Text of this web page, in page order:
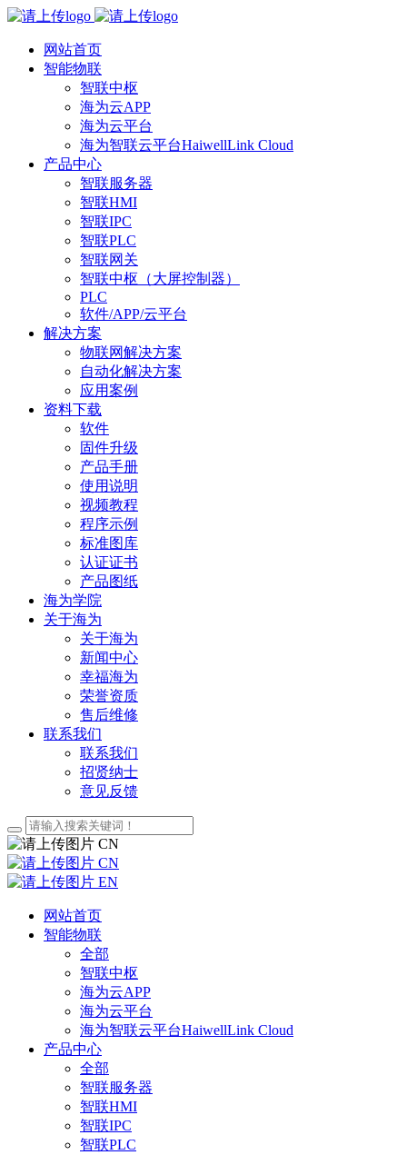
网站首页
智能物联
智联中枢
海为云APP
海为云平台
海为智联云平台HaiwellLink Cloud
产品中心
智联服务器
智联HMI
智联IPC
智联PLC
智联网关
智联中枢（大屏控制器）
PLC
软件/APP/云平台
解决方案
物联网解决方案
自动化解决方案
应用案例
资料下载
软件
固件升级
产品手册
使用说明
视频教程
程序示例
标准图库
认证证书
产品图纸
海为学院
关于海为
关于海为
新闻中心
幸福海为
荣誉资质
售后维修
联系我们
联系我们
招贤纳士
意见反馈
CN
CN
EN
网站首页
智能物联
全部
智联中枢
海为云APP
海为云平台
海为智联云平台HaiwellLink Cloud
产品中心
全部
智联服务器
智联HMI
智联IPC
智联PLC